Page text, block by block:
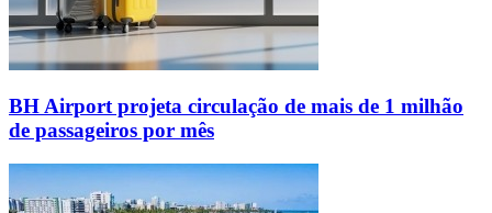
BH Airport projeta circulação de mais de 1 milhão
de passageiros por mês